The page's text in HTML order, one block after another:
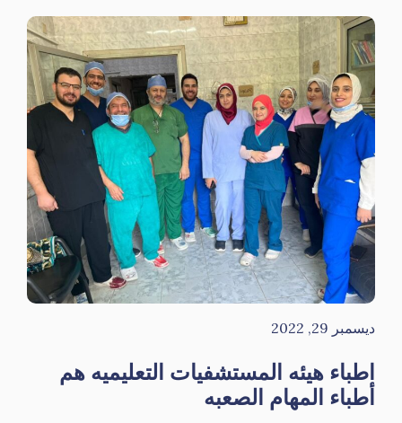
ديسمبر 29, 2022
اطباء هيئه المستشفيات التعليميه هم
أطباء المهام الصعبه